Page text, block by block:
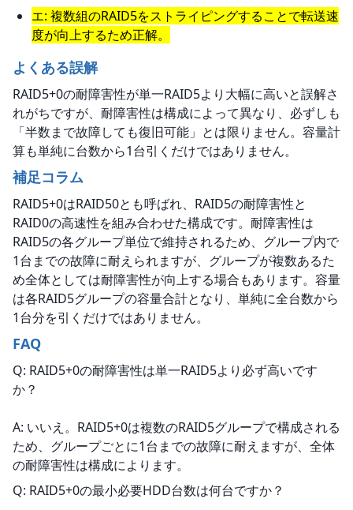
エ: 複数組のRAID5をストライピングすることで転送速
度が向上するため正解。
よくある誤解
RAID5+0の耐障害性が単一RAID5より大幅に高いと誤解さ
れがちですが、耐障害性は構成によって異なり、必ずしも
「半数まで故障しても復旧可能」とは限りません。容量計
算も単純に台数から1台引くだけではありません。
補足コラム
RAID5+0はRAID50とも呼ばれ、RAID5の耐障害性と
RAID0の高速性を組み合わせた構成です。耐障害性は
RAID5の各グループ単位で維持されるため、グループ内で
1台までの故障に耐えられますが、グループが複数あるた
め全体としては耐障害性が向上する場合もあります。容量
は各RAID5グループの容量合計となり、単純に全台数から
1台分を引くだけではありません。
FAQ
Q: RAID5+0の耐障害性は単一RAID5より必ず高いです
か？
A: いいえ。RAID5+0は複数のRAID5グループで構成される
ため、グループごとに1台までの故障に耐えますが、全体
の耐障害性は構成によります。
Q: RAID5+0の最小必要HDD台数は何台ですか？